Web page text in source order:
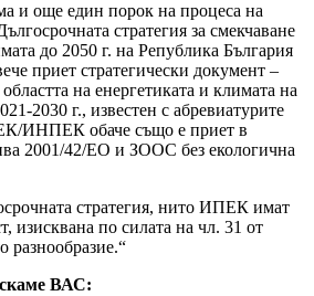
и още един порок на процеса на
стратегия за смекчаване
до 2050 г. на Република България
приет стратегически документ –
на енергетиката и климата на
2030 г., известен с абревиатурите
обаче също е приет в
2001/42/ЕО и ЗООС без екологична
стратегия, нито ИПЕК имат
изисквана по силата на чл. 31 от
разнообразие.“
ВАС: